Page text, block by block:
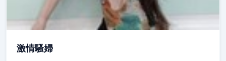
激情騷婦